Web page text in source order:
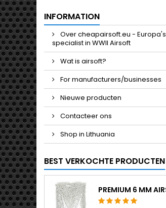
INFORMATION
Over cheapairsoft.eu - Europa's
specialist in WWII Airsoft
Wat is airsoft?
For manufacturers/businesses
Nieuwe producten
Contacteer ons
Shop in Lithuania
BEST VERKOCHTE PRODUCTEN